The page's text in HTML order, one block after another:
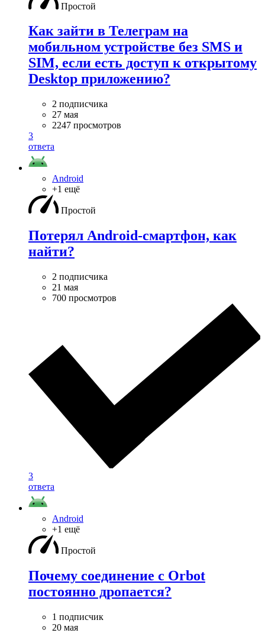
Простой
Как зайти в Телеграм на
мобильном устройстве без SMS и
SIM, если есть доступ к открытому
Desktop приложению?
2 подписчика
27 мая
2247 просмотров
3
ответа
Android
+1 ещё
Простой
Потерял Android-смартфон, как
найти?
2 подписчика
21 мая
700 просмотров
3
ответа
Android
+1 ещё
Простой
Почему соединение с Orbot
постоянно дропается?
1 подписчик
20 мая